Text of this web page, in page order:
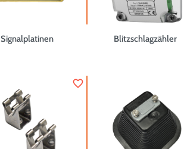
Signalplatinen Blitzschlagzähler
favorite_border